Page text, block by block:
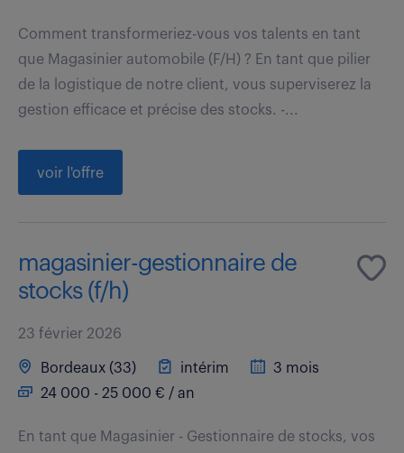
Comment transformeriez-vous vos talents en tant
que Magasinier automobile (F/H) ? En tant que pilier
de la logistique de notre client, vous superviserez la
gestion efficace et précise des stocks. -...
voir l'offre
magasinier-gestionnaire de
stocks (f/h)
23 février 2026
Bordeaux (33) intérim
3 mois
24 000 - 25 000 € / an
En tant que Magasinier - Gestionnaire de stocks, vos